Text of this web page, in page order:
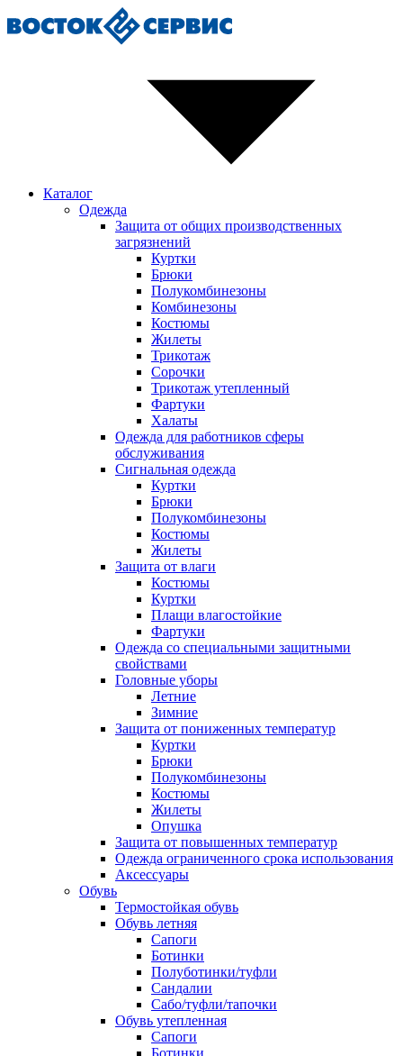
Каталог
Одежда
Защита от общих производственных
загрязнений
Куртки
Брюки
Полукомбинезоны
Комбинезоны
Костюмы
Жилеты
Трикотаж
Сорочки
Трикотаж утепленный
Фартуки
Халаты
Одежда для работников сферы
обслуживания
Сигнальная одежда
Куртки
Брюки
Полукомбинезоны
Костюмы
Жилеты
Защита от влаги
Костюмы
Куртки
Плащи влагостойкие
Фартуки
Одежда со специальными защитными
свойствами
Головные уборы
Летние
Зимние
Защита от пониженных температур
Куртки
Брюки
Полукомбинезоны
Костюмы
Жилеты
Опушка
Защита от повышенных температур
Одежда ограниченного срока использования
Аксессуары
Обувь
Термостойкая обувь
Обувь летняя
Сапоги
Ботинки
Полуботинки/туфли
Сандалии
Сабо/туфли/тапочки
Обувь утепленная
Сапоги
Ботинки